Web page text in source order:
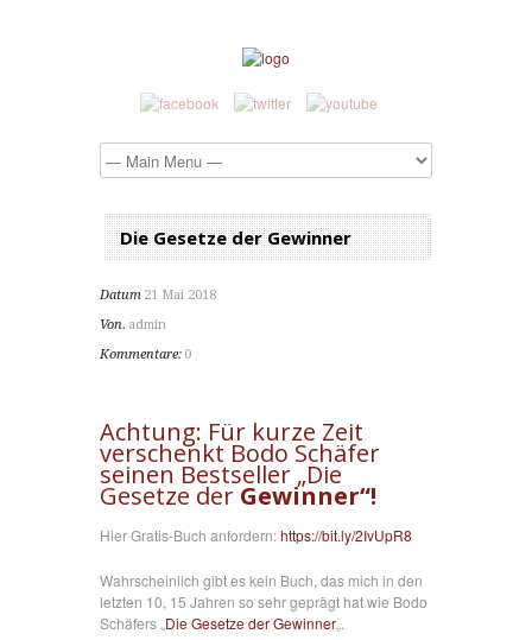
Die Gesetze der Gewinner
Datum 21 Mai 2018
Von. admin
Kommentare: 0
Achtung: Für kurze Zeit
verschenkt Bodo Schäfer
seinen Bestseller „Die
Gesetze der Gewinner“!
Hier Gratis-Buch anfordern:https://bit.ly/2IvUpR8
Wahrscheinlich gibt es kein Buch, das mich in den
letzten 10, 15 Jahren so sehr geprägt hat wie Bodo
Schäfers „ Die Gesetze der Gewinner „.